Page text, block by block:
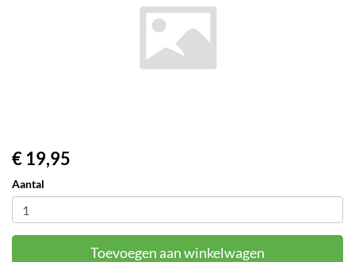
€ 19,95
Aantal
Toevoegen aan winkelwagen